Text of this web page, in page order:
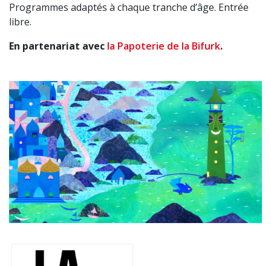
Programmes adaptés à chaque tranche d’âge. Entrée
libre.
En partenariat avec la Papoterie de la Bifurk.